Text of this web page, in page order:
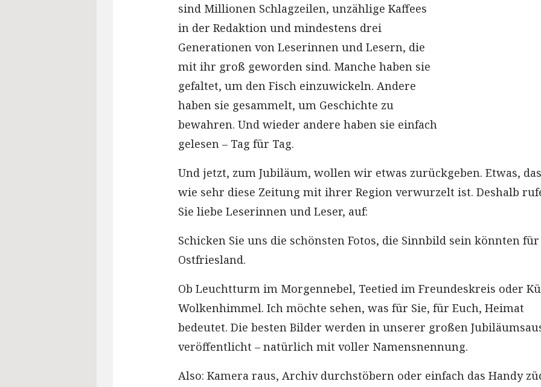
sind Millionen Schlagzeilen, unzählige Kaffees
in der Redaktion und mindestens drei
Generationen von Leserinnen und Lesern, die
mit ihr groß geworden sind. Manche haben sie
gefaltet, um den Fisch einzuwickeln. Andere
haben sie gesammelt, um Geschichte zu
bewahren. Und wieder andere haben sie einfach
gelesen – Tag für Tag.
Und jetzt, zum Jubiläum, wollen wir etwas zurückgeben. Etwas,
wie sehr diese Zeitung mit ihrer Region verwurzelt ist. Deshalb
Sie liebe Leserinnen und Leser, auf:
Schicken Sie uns die schönsten Fotos, die Sinnbild sein könnten für
Ostfriesland.
Ob Leuchtturm im Morgennebel, Teetied im Freundeskreis oder
Wolkenhimmel. Ich möchte sehen, was für Sie, für Euch, Heimat
bedeutet. Die besten Bilder werden in unserer großen
veröffentlicht – natürlich mit voller Namensnennung.
Also: Kamera raus, Archiv durchstöbern oder einfach das Handy